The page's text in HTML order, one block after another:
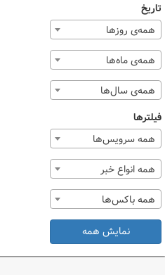
تاریخ
همه‌ی روزها
همه‌ی ماه‌ها
همه‌ی سال‌ها
فیلترها
همه سرویس‌ها
همه انواع خبر
همه باکس‌ها
نمایش همه